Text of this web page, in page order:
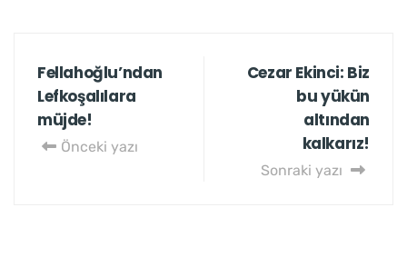
Fellahoğlu’ndan
Lefkoşalılara
müjde!
Önceki yazı
Cezar Ekinci: Biz
bu yükün
altından
kalkarız!
Sonraki yazı